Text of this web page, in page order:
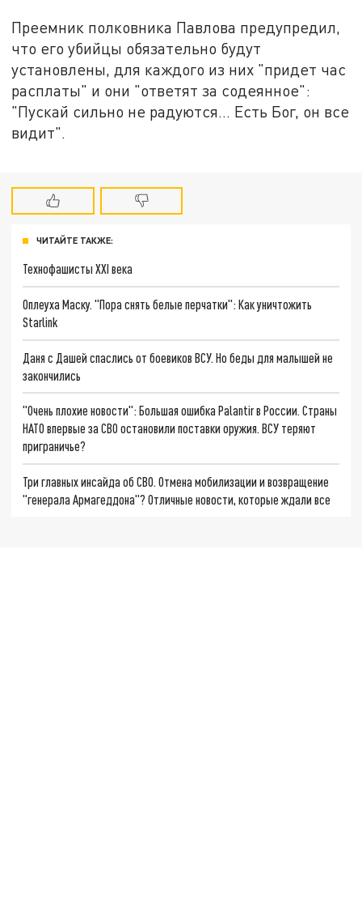
Преемник полковника Павлова предупредил,
что его убийцы обязательно будут
установлены, для каждого из них "придет час
расплаты" и они "ответят за содеянное":
"Пускай сильно не радуются… Есть Бог, он все
видит".
ЧИТАЙТЕ ТАКЖЕ:
Технофашисты XXI века
Оплеуха Маску. "Пора снять белые перчатки": Как уничтожить
Starlink
Даня с Дашей спаслись от боевиков ВСУ. Но беды для малышей не
закончились
"Очень плохие новости": Большая ошибка Palantir в России. Страны
НАТО впервые за СВО остановили поставки оружия. ВСУ теряют
приграничье?
Три главных инсайда об СВО. Отмена мобилизации и возвращение
"генерала Армагеддона"? Отличные новости, которые ждали все